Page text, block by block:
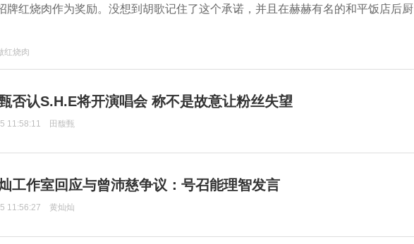
牌红烧肉作为奖励。没想到胡歌记住了这个承诺，并且在赫赫有名的和平饭店后厨
红烧肉
否认S.H.E将开演唱会 称不是故意让粉丝失望
11:58:11 田馥甄
工作室回应与曾沛慈争议：号召能理智发言
11:56:27 黄灿灿